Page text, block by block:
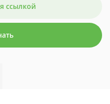
ссылкой